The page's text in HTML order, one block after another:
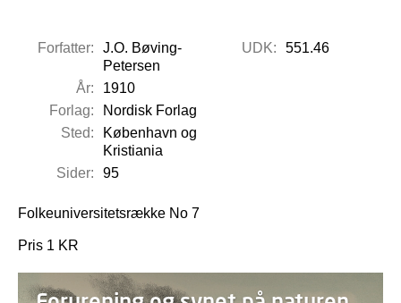
Forfatter:
J.O. Bøving-
Petersen
År:
1910
Forlag:
Nordisk Forlag
Sted:
København og
Kristiania
Sider:
95
UDK: 551.46
Folkeuniversitetsrække No 7
Pris 1 KR